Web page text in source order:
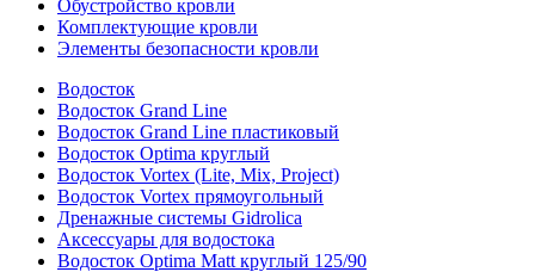
Обустройство кровли
Комплектующие кровли
Элементы безопасности кровли
Водосток
Водосток Grand Line
Водосток Grand Line пластиковый
Водосток Optima круглый
Водосток Vortex (Lite, Mix, Project)
Водосток Vortex прямоугольный
Дренажные системы Gidrolica
Аксессуары для водостока
Водосток Optima Matt круглый 125/90